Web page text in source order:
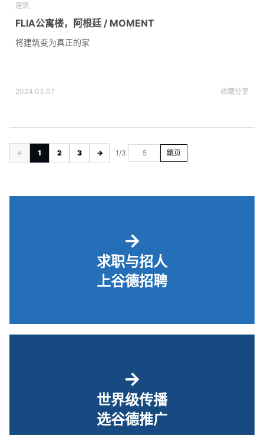
建筑
FLIA公寓楼，阿根廷 / MOMENT
将建筑变为真正的家
2024.03.07 收藏分享
← 1 2 3 → 1/3 跳页
→
求职与招人
上谷德招聘
→
世界级传播
选谷德推广